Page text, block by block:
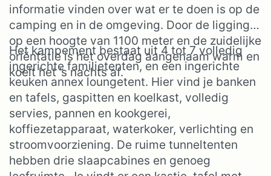
informatie vinden over wat er te doen is op de
camping en in de omgeving. Door de ligging
op een hoogte van 1100 meter en de zuidelijke
oriëntatie is het overdag aangenaam warm en
koelt het ’s nachts af.
Het kampement bestaat uit 4 tot 7 volledig
ingerichte familietenten, en een ingerichte
keuken annex loungetent. Hier vind je banken
en tafels, gaspitten en koelkast, volledig
servies, pannen en kookgerei,
koffiezetapparaat, waterkoker, verlichting en
stroomvoorziening. De ruime tunneltenten
hebben drie slaapcabines en genoeg